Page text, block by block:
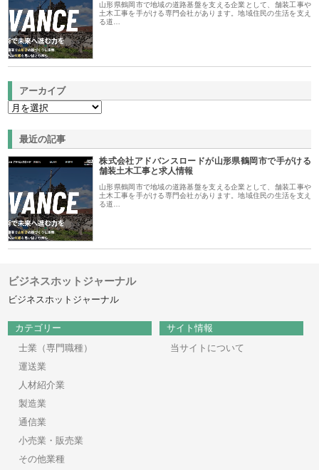
山形県鶴岡市で地域の道路基盤を支える企業として、舗装工事や
土木工事を手がける専門会社があります。地域住民の生活を支え
る道…
アーカイブ
最近の記事
株式会社アドバンスロードが山形県鶴岡市で手がける
舗装土木工事と求人情報
山形県鶴岡市で地域の道路基盤を支える企業として、舗装工事や
土木工事を手がける専門会社があります。地域住民の生活を支え
る道…
ビジネスホットジャーナル
ビジネスホットジャーナル
カテゴリー
士業（専門職種）
運送業
人材紹介業
製造業
通信業
小売業・販売業
その他業種
サイト情報
当サイトについて